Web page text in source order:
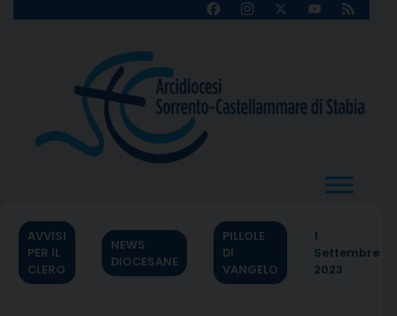
FacebookInstagram
X
YouTube
Feed
AVVISI
PER IL
CLERO
NEWS
DIOCESANE
PILLOLE
DI
VANGELO
1
Settembre
2023